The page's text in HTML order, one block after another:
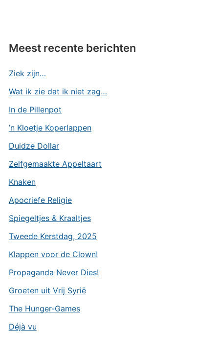
Meest recente berichten
Ziek zijn…
Wat ik zie dat ik niet zag…
In de Pillenpot
’n Kloetje Koperlappen
Duidze Dollar
Zelfgemaakte Appeltaart
Knaken
Apocriefe Religie
Spiegeltjes & Kraaltjes
Tweede Kerstdag, 2025
Klappen voor de Clown!
Propaganda Never Dies!
Groeten uit Vrij Syrië
The Hunger-Games
Déjà vu